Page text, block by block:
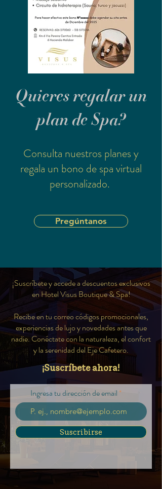
Quieres regalar un
plan de Spa?
Consulta nuestros planes y
regala un bono de spa virtual
personalizado.
Pregúntanos
¡Suscríbete y accede a descuentos exclusivos
en Hotel Visus Boutique & Spa!
Recibe en tu correo códigos promocionales,
experiencias de lujo y novedades antes que
nadie. Conéctate con la naturaleza, el confort
y la serenidad del Eje Cafetero.
¡Suscríbete ahora!
Ingresa tu dirección de email
Suscribirse